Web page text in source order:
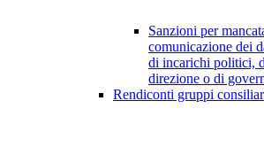
Sanzioni per
comunicazione dei
di incarichi politici,
direzione o di
Rendiconti gruppi